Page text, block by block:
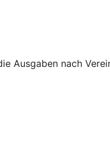
Ausgaben nach